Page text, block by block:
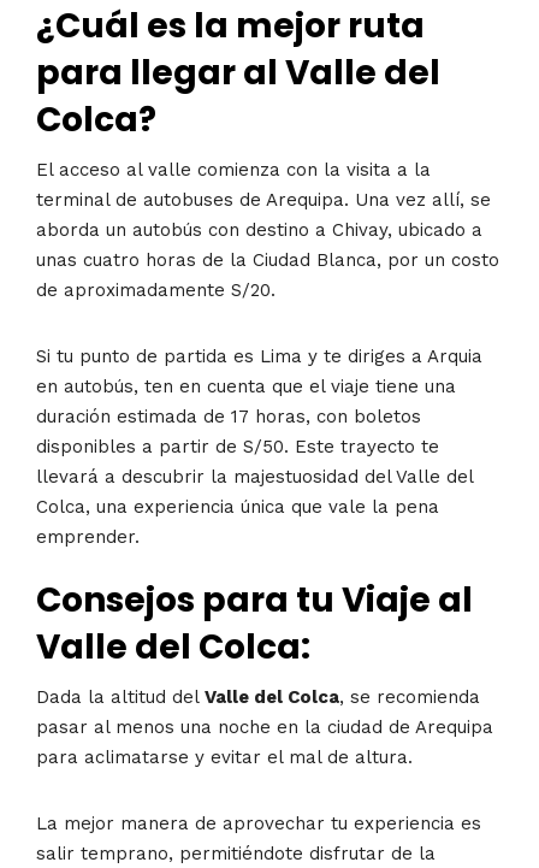
¿Cuál es la mejor ruta
para llegar al Valle del
Colca?
El acceso al valle comienza con la visita a la
terminal de autobuses de Arequipa. Una vez allí, se
aborda un autobús con destino a Chivay, ubicado a
unas cuatro horas de la Ciudad Blanca, por un costo
de aproximadamente S/20.
Si tu punto de partida es Lima y te diriges a Arquia
en autobús, ten en cuenta que el viaje tiene una
duración estimada de 17 horas, con boletos
disponibles a partir de S/50. Este trayecto te
llevará a descubrir la majestuosidad del Valle del
Colca, una experiencia única que vale la pena
emprender.
Consejos para tu Viaje al
Valle del Colca:
Dada la altitud del Valle del Colca, se recomienda
pasar al menos una noche en la ciudad de Arequipa
para aclimatarse y evitar el mal de altura.
La mejor manera de aprovechar tu experiencia es
salir temprano, permitiéndote disfrutar de la